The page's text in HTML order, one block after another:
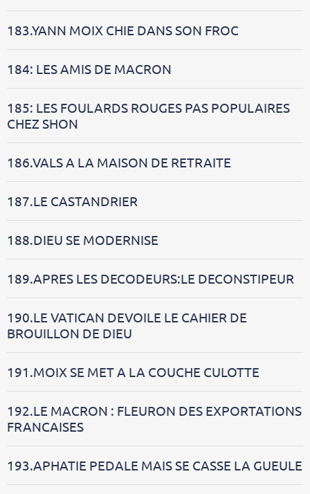
183.YANN MOIX CHIE DANS SON FROC
184: LES AMIS DE MACRON
185: LES FOULARDS ROUGES PAS POPULAIRES
CHEZ SHON
186.VALS A LA MAISON DE RETRAITE
187.LE CASTANDRIER
188.DIEU SE MODERNISE
189.APRES LES DECODEURS:LE DECONSTIPEUR
190.LE VATICAN DEVOILE LE CAHIER DE
BROUILLON DE DIEU
191.MOIX SE MET A LA COUCHE CULOTTE
192.LE MACRON : FLEURON DES EXPORTATIONS
FRANCAISES
193.APHATIE PEDALE MAIS SE CASSE LA GUEULE